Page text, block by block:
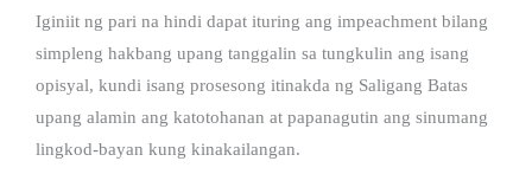
Iginiit ng pari na hindi dapat ituring ang impeachment bilang
simpleng hakbang upang tanggalin sa tungkulin ang isang
opisyal, kundi isang prosesong itinakda ng Saligang Batas
upang alamin ang katotohanan at papanagutin ang sinumang
lingkod-bayan kung kinakailangan.